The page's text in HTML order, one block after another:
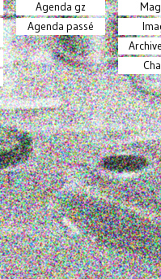
Agenda gz
Agenda passé